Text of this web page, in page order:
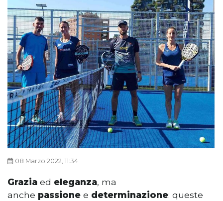
08 Marzo 2022, 11:34
Grazia ed eleganza, ma
anche passione e determinazione: queste